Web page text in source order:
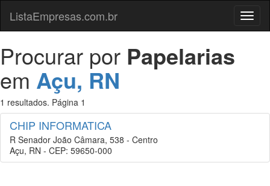
Menu
ListaEmpresas.com.br
Procurar por Papelarias
em Açu, RN
1 resultados. Página 1
CHIP INFORMATICA
R Senador João Câmara, 538 - Centro
Açu, RN - CEP: 59650-000